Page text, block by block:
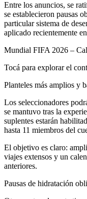
Entre los anuncios, se
se establecieron pausas
particular sistema de
aplicado recientemente
Mundial FIFA 2026 –
Tocá para explorar el
Planteles más amplios y
Los seleccionadores
se mantuvo tras la
suplentes estarán
hasta 11 miembros del
El objetivo es claro:
viajes extensos y un
anteriores.
Pausas de hidratación